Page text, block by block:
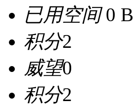
已用空间0 B
积分2
威望0
积分2